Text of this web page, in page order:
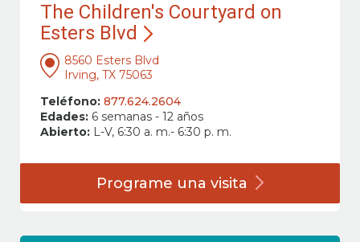
The Children's Courtyard on
Esters Blvd
8560 Esters Blvd
Irving, TX 75063
Teléfono: 877.624.2604
Edades: 6 semanas - 12 años
Abierto: L-V, 6:30 a. m.- 6:30 p. m.
Programe una visita